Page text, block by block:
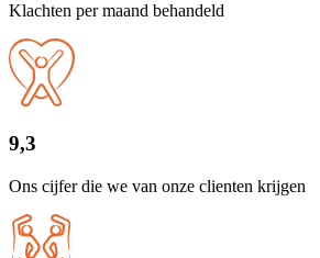
Klachten per maand behandeld
9,3
Ons cijfer die we van onze clienten krijgen